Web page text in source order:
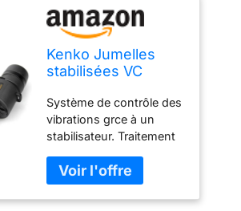
Kenko Jumelles
stabilisées VC
Agrandissement
14x, Diamètre de la
lentille 30 mm, Noir
Système de contrôle des
vibrations grce à un
stabilisateur. Traitement
optiques afin d'éviter la
perte de transmission de
la lumière. Faciles à